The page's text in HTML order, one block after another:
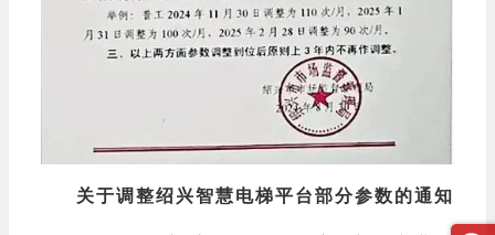
关于调整绍兴智慧电梯平台部分参数的通知